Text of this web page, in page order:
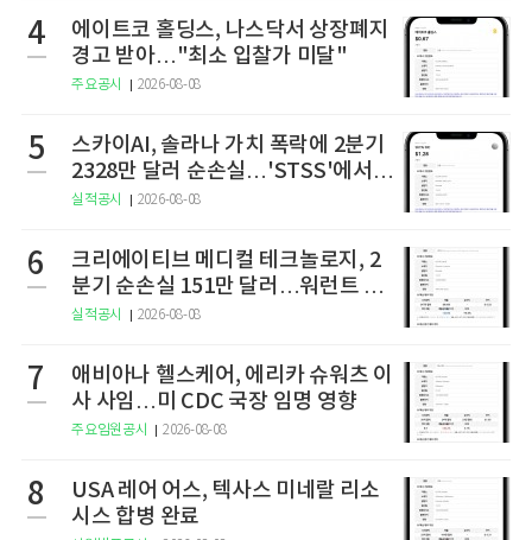
4
에이트코 홀딩스, 나스닥서 상장폐지
경고 받아…"최소 입찰가 미달"
주요공시 2026-08-08
5
스카이AI, 솔라나 가치 폭락에 2분기
2328만 달러 순손실…'STSS'에서
사명·티커 변경 완료
실적공시 2026-08-08
6
크리에이티브 메디컬 테크놀로지, 2
분기 순손실 151만 달러…워런트 행
사로 446만 달러 조달
실적공시 2026-08-08
7
애비아나 헬스케어, 에리카 슈워츠 이
사 사임…미 CDC 국장 임명 영향
주요임원공시 2026-08-08
8
USA 레어 어스, 텍사스 미네랄 리소
시스 합병 완료